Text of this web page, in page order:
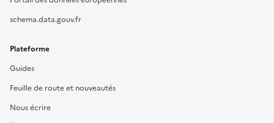
schema.data.gouv.fr
Plateforme
Guides
Feuille de route et nouveautés
Nous écrire